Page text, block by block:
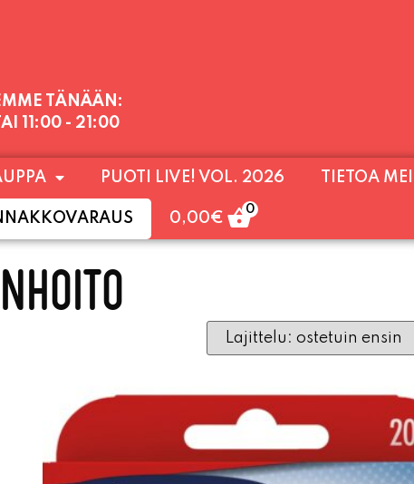
TÄNÄÄN:
11:00 - 21:00
SAAKKA JONKA JÄLKEEN OLEMME AVOINNA
LÄMPIMÄSTI TERVETULOA!
PUOTI LIVE! VOL. 2026 TIETOA
0,00€
0